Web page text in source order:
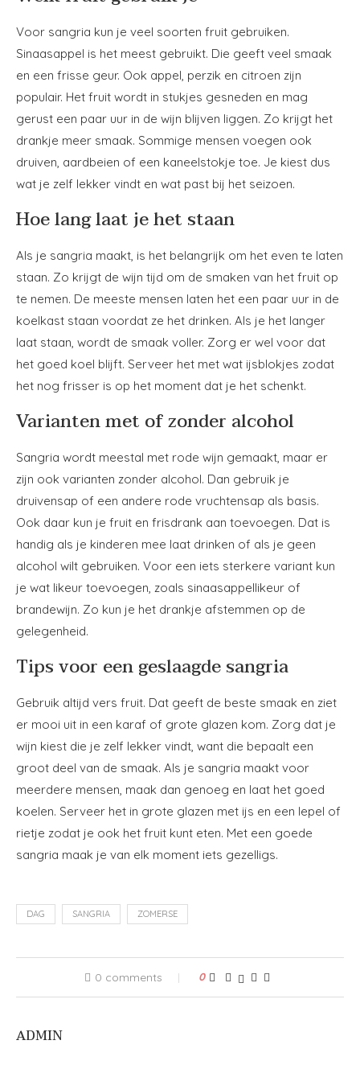
Voor sangria kun je veel soorten fruit gebruiken.
Sinaasappel is het meest gebruikt. Die geeft veel smaak
en een frisse geur. Ook appel, perzik en citroen zijn
populair. Het fruit wordt in stukjes gesneden en mag
gerust een paar uur in de wijn blijven liggen. Zo krijgt het
drankje meer smaak. Sommige mensen voegen ook
druiven, aardbeien of een kaneelstokje toe. Je kiest dus
wat je zelf lekker vindt en wat past bij het seizoen.
Hoe lang laat je het staan
Als je sangria maakt, is het belangrijk om het even te laten
staan. Zo krijgt de wijn tijd om de smaken van het fruit op
te nemen. De meeste mensen laten het een paar uur in de
koelkast staan voordat ze het drinken. Als je het langer
laat staan, wordt de smaak voller. Zorg er wel voor dat
het goed koel blijft. Serveer het met wat ijsblokjes zodat
het nog frisser is op het moment dat je het schenkt.
Varianten met of zonder alcohol
Sangria wordt meestal met rode wijn gemaakt, maar er
zijn ook varianten zonder alcohol. Dan gebruik je
druivensap of een andere rode vruchtensap als basis.
Ook daar kun je fruit en frisdrank aan toevoegen. Dat is
handig als je kinderen mee laat drinken of als je geen
alcohol wilt gebruiken. Voor een iets sterkere variant kun
je wat likeur toevoegen, zoals sinaasappellikeur of
brandewijn. Zo kun je het drankje afstemmen op de
gelegenheid.
Tips voor een geslaagde sangria
Gebruik altijd vers fruit. Dat geeft de beste smaak en ziet
er mooi uit in een karaf of grote glazen kom. Zorg dat je
wijn kiest die je zelf lekker vindt, want die bepaalt een
groot deel van de smaak. Als je sangria maakt voor
meerdere mensen, maak dan genoeg en laat het goed
koelen. Serveer het in grote glazen met ijs en een lepel of
rietje zodat je ook het fruit kunt eten. Met een goede
sangria maak je van elk moment iets gezelligs.
DAG SANGRIA ZOMERSE
0 comments 0
ADMIN